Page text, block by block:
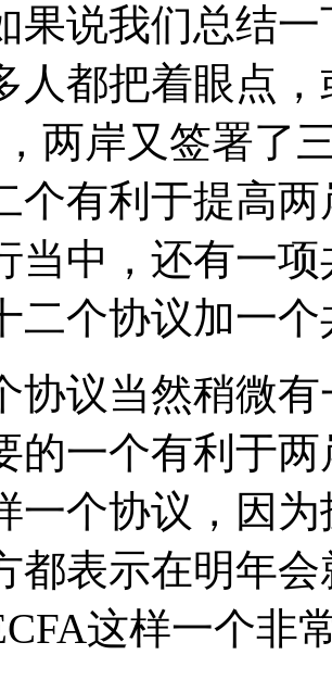
果说我们总结
人都把着眼点
两岸又签署了
个有利于提高
当中，还有一
二个协议加一个
协议当然稍微
的一个有利于
一个协议，因
都表示在明年
这样一个非